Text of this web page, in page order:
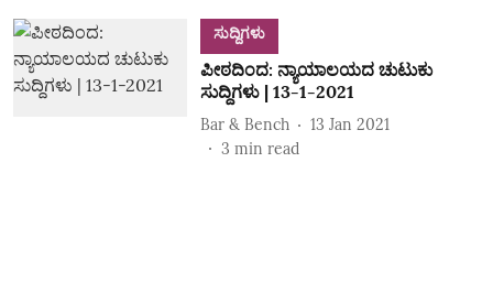
ಸುದ್ದಿಗಳು
ಪೀಠದಿಂದ: ನ್ಯಾಯಾಲಯದ ಚುಟುಕು
ಸುದ್ದಿಗಳು | 13-1-2021
Bar & Bench
13 Jan 2021
3 min read